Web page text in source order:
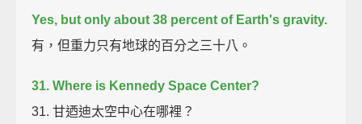
Yes, but only about 38 percent of Earth's gravity.
有，但重力只有地球的百分之三十八。
31. Where is Kennedy Space Center?
31. 甘迺迪太空中心在哪裡？